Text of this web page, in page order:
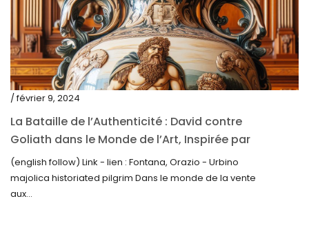
août 2023
juillet 2023
juin 2023
mai 2023
avril 2023
mars 2023
février 2023
janvier 2023
/ février 9, 2024
La Bataille de l’Authenticité : David contre
Goliath dans le Monde de l’Art, Inspirée par
la Découverte de la Gourde en Majolique
d’Urbino
(english follow) Link - lien : Fontana, Orazio - Urbino
majolica historiated pilgrim Dans le monde de la vente
aux...